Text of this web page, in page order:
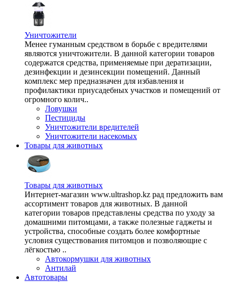
Уничтожители
Менее гуманным средством в борьбе с вредителями
являются уничтожители. В данной категории товаров
содержатся средства, применяемые при дератизации,
дезинфекции и дезинсекции помещений. Данный
комплекс мер предназначен для избавления и
профилактики приусадебных участков и помещений от
огромного колич..
Ловушки
Пестициды
Уничтожители вредителей
Уничтожители насекомых
Товары для животных
Товары для животных
Интернет-магазин www.ultrashop.kz рад предложить вам
ассортимент товаров для животных. В данной
категории товаров представлены средства по уходу за
домашними питомцами, а также полезные гаджеты и
устройства, способные создать более комфортные
условия существования питомцов и позволяющие с
лёгкостью ..
Автокормушки для животных
Антилай
Автотовары